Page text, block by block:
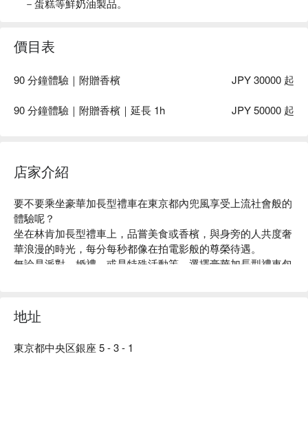
－蛋糕等鮮奶油製品。
價目表
90 分鐘體驗｜附贈香檳 JPY 30000 起
90 分鐘體驗｜附贈香檳｜延長 1h JPY 50000 起
店家介紹
要不要乘坐豪華加長型禮車在東京都內兜風享受上流社會般的
體驗呢？
坐在林肯加長型禮車上，品嘗美食或香檳，與身旁的人共度奢
華浪漫的時光，每分每秒都像在拍電影般的尊榮待遇。
無論是派對、婚禮、或是特殊活動等，選擇豪華加長型禮車包
地址
東京都中央区銀座 5 - 3 - 1